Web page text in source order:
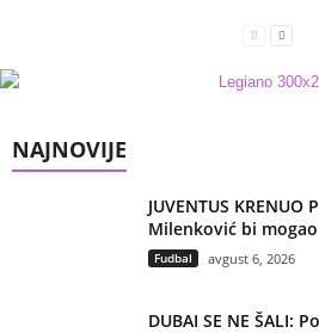
NAJNOVIJE
JUVENTUS KRENUO
Milenković bi
Fudbal avgust 6, 2026
DUBAI SE NE ŠALI: